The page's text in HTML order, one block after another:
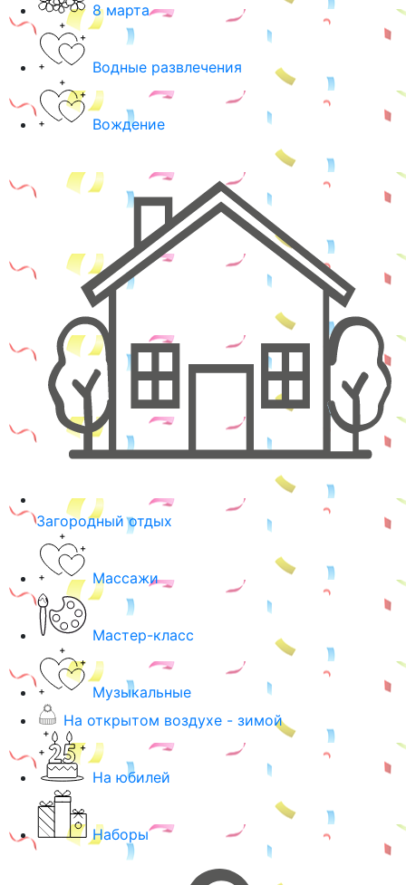
8 марта
Водные развлечения
Вождение
Загородный отдых
Массажи
Мастер-класс
Музыкальные
На открытом воздухе - зимой
На юбилей
Наборы